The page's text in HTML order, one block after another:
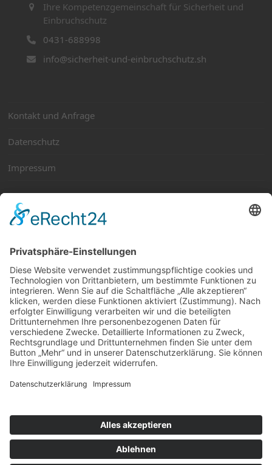
Ihre Kompetenzgemeinschaft für Sicherheit und
Einbruchschutz
0431-688998
info@sicherheit-und-einbruchschutz.sh
Kontakt und Anfrage
Datenschutz
Impressum
Ihre MACH’S SICHER Kompetenzpartner
BWB Sicherheitstechnik
DER ALARM PROFI Nord
Elektro-Montage Mohr
Glaserei Schulz
Schulz & Kühnapfel Bautechnik GmbH
STAAL Rollladen- und Sonnenschutz
Tresor Baumann
Rönnau Feuerschutz OHG